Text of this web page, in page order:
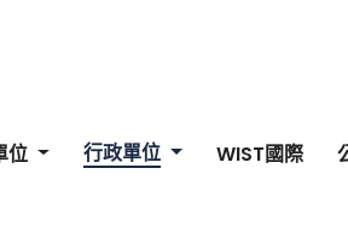
位 行政單位 WIST國際